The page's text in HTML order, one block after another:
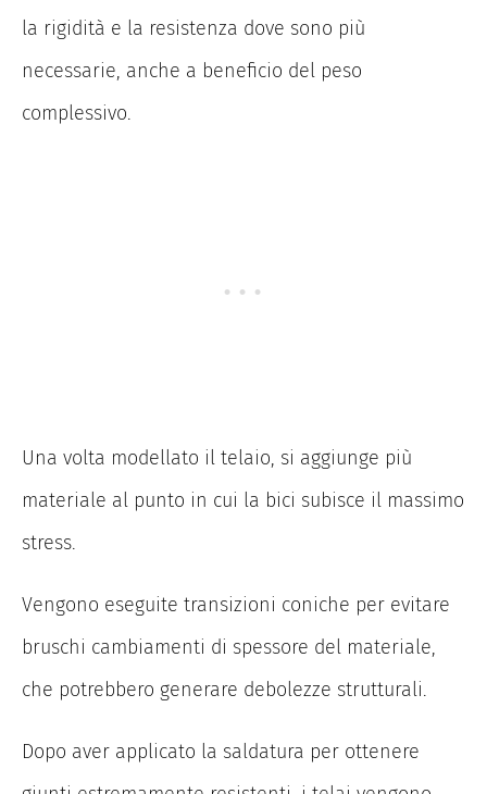
la rigidità e la resistenza dove sono più
necessarie, anche a beneficio del peso
complessivo.
Una volta modellato il telaio, si aggiunge più
materiale al punto in cui la bici subisce il massimo
stress.
Vengono eseguite transizioni coniche per evitare
bruschi cambiamenti di spessore del materiale,
che potrebbero generare debolezze strutturali.
Dopo aver applicato la saldatura per ottenere